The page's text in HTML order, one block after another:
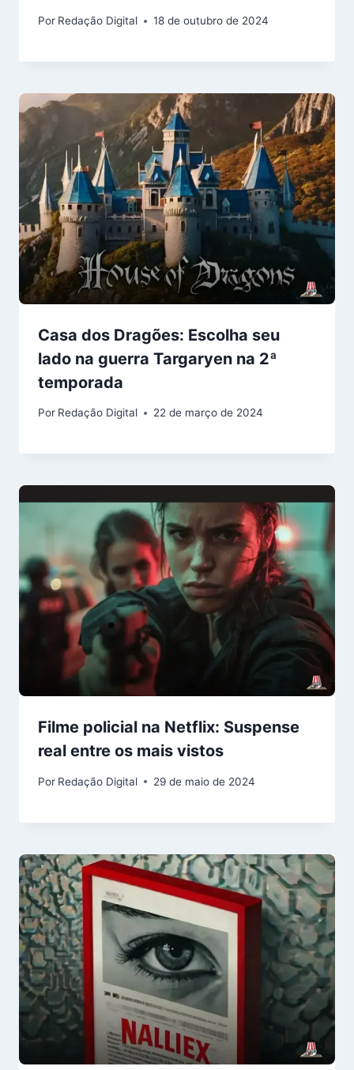
Por Redação Digital 18 de outubro de 2024
Casa dos Dragões: Escolha seu
lado na guerra Targaryen na 2ª
temporada
Por Redação Digital 22 de março de 2024
Filme policial na Netflix: Suspense
real entre os mais vistos
Por Redação Digital 29 de maio de 2024